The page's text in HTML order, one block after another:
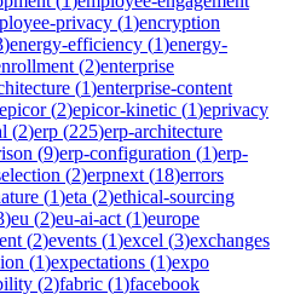
privacy (1)encryption
)energy-efficiency (1)energy-
(2)enterprise
(1)enterprise-content
epicor(2)epicor-kinetic (1)eprivacy
(2)erp (225)erp-architecture
(9)erp-configuration (1)erp-
(2)erpnext (18)errors
(1)eta (2)ethical-sourcing
)eu (2)eu-ai-act (1)europe
(2)events (1)excel (3)exchanges
(1)expectations (1)expo
(2)fabric (1)facebook